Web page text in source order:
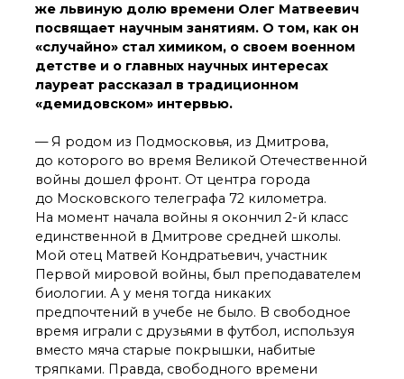
же львиную долю времени Олег Матвеевич
посвящает научным занятиям. О том, как он
«случайно» стал химиком, о своем военном
детстве и о главных научных интересах
лауреат рассказал в традиционном
«демидовском» интервью.
— Я родом из Подмосковья, из Дмитрова,
до которого во время Великой Отечественной
войны дошел фронт. От центра города
до Московского телеграфа 72 километра.
На момент начала войны я окончил 2-й класс
единственной в Дмитрове средней школы.
Мой отец Матвей Кондратьевич, участник
Первой мировой войны, был преподавателем
биологии. А у меня тогда никаких
предпочтений в учебе не было. В свободное
время играли с друзьями в футбол, используя
вместо мяча старые покрышки, набитые
тряпками. Правда, свободного времени